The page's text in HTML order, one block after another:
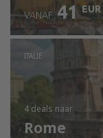
VANAF 41 EUR
ITALIË
4 deals naar
Rome